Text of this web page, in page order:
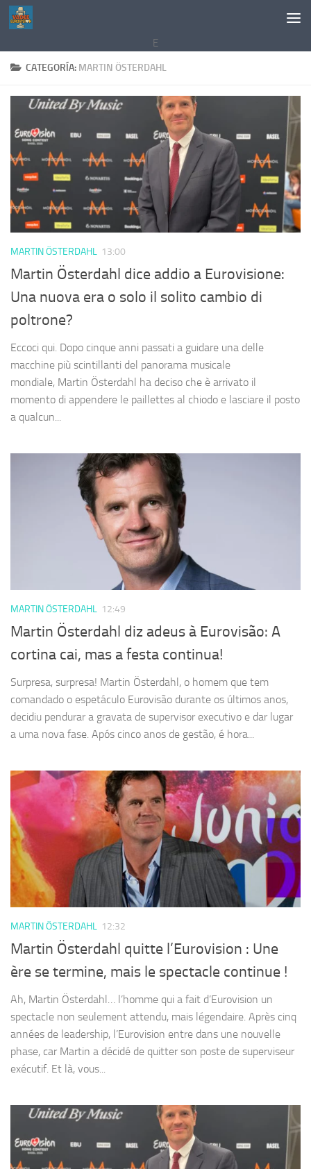
Saltar al contenido
E
CATEGORÍA: MARTIN ÖSTERDAHL
MARTIN ÖSTERDAHL 13:00
Martin Österdahl dice addio a Eurovisione:
Una nuova era o solo il solito cambio di
poltrone?
Eccoci qui. Dopo cinque anni passati a guidare una delle
macchine più scintillanti del panorama musicale
mondiale, Martin Österdahl ha deciso che è arrivato il
momento di appendere le paillettes al chiodo e lasciare il posto
a qualcun...
MARTIN ÖSTERDAHL 12:49
Martin Österdahl diz adeus à Eurovisão: A
cortina cai, mas a festa continua!
Surpresa, surpresa! Martin Österdahl, o homem que tem
comandado o espetáculo Eurovisão durante os últimos anos,
decidiu pendurar a gravata de supervisor executivo e dar lugar
a uma nova fase. Após cinco anos de gestão, é hora...
MARTIN ÖSTERDAHL 12:32
Martin Österdahl quitte l’Eurovision : Une
ère se termine, mais le spectacle continue !
Ah, Martin Österdahl… l’homme qui a fait d’Eurovision un
spectacle non seulement attendu, mais légendaire. Après cinq
années de leadership, l’Eurovision entre dans une nouvelle
phase, car Martin a décidé de quitter son poste de superviseur
exécutif. Et là, vous...